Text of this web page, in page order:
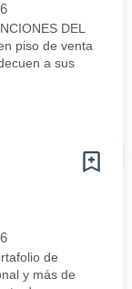
DEL
piso de venta
a sus
de
y más de